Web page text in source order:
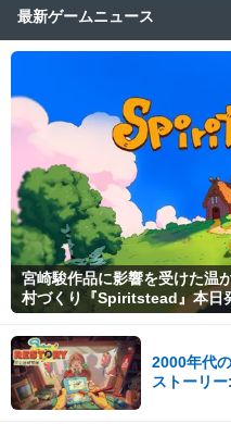
最新ゲームニュース
宮崎駿作品に影響を受けた温
村づくり『Spiritstead』本日
2000年代
ストーリ